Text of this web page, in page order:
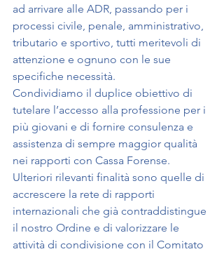
ad arrivare alle ADR, passando per i
processi civile, penale, amministrativo,
tributario e sportivo, tutti meritevoli di
attenzione e ognuno con le sue
specifiche necessità.
Condividiamo il duplice obiettivo di
tutelare l’accesso alla professione per i
più giovani e di fornire consulenza e
assistenza di sempre maggior qualità
nei rapporti con Cassa Forense.
Ulteriori rilevanti finalità sono quelle di
accrescere la rete di rapporti
internazionali che già contraddistingue
il nostro Ordine e di valorizzare le
attività di condivisione con il Comitato